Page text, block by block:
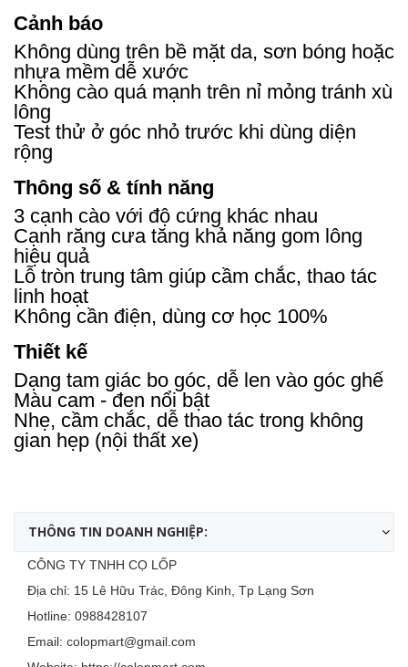
Cảnh báo
Không dùng trên bề mặt da, sơn bóng hoặc
nhựa mềm dễ xước
Không cào quá mạnh trên nỉ mỏng tránh xù
lông
Test thử ở góc nhỏ trước khi dùng diện
rộng
Thông số & tính năng
3 cạnh cào với độ cứng khác nhau
Cạnh răng cưa tăng khả năng gom lông
hiệu quả
Lỗ tròn trung tâm giúp cầm chắc, thao tác
linh hoạt
Không cần điện, dùng cơ học 100%
Thiết kế
Dạng tam giác bo góc, dễ len vào góc ghế
Màu cam - đen nổi bật
Nhẹ, cầm chắc, dễ thao tác trong không
gian hẹp (nội thất xe)
THÔNG TIN DOANH NGHIỆP:
CÔNG TY TNHH CỌ LỐP
Địa chỉ: 15 Lê Hữu Trác, Đông Kinh, Tp Lạng Sơn
Hotline: 0988428107
Email: colopmart@gmail.com